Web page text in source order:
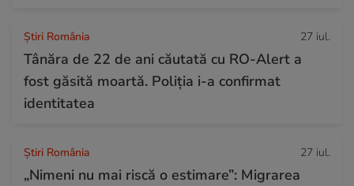
Știri România 27 iul.
Tânăra de 22 de ani căutată cu RO-Alert a
fost găsită moartă. Poliția i-a confirmat
identitatea
Știri România 27 iul.
„Nimeni nu mai riscă o estimare”: Migrarea